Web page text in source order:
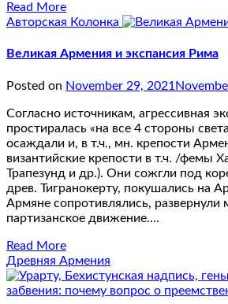
Read More
Авторская Колонка
Великая Армения и экспансия Рима
Posted on November 29, 2021
Согласно источникам, агрессивная
простиралась «на все 4 стороны
осаждали и, в т.ч., мн. крепости
византийские крепости в т.ч. /фемы
Трапезунд и др.). Они сожгли под
древ. Тигранокерту, покушались на
Армяне сопротивлялись,
партизанское движение….
Read More
Древняя Армения